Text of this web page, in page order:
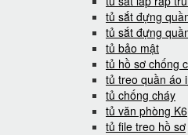
tủ sắt đựng
tủ sắt đựng
tủ bảo mật
tủ hồ sơ chống
tủ treo quần áo
tủ chống cháy
tủ văn phòng K6
tủ file treo hồ sơ